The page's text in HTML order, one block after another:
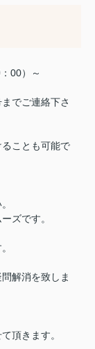
00）～
でご連絡下さ
ことも可能で
ズです。
解消を致しま
頂きます。